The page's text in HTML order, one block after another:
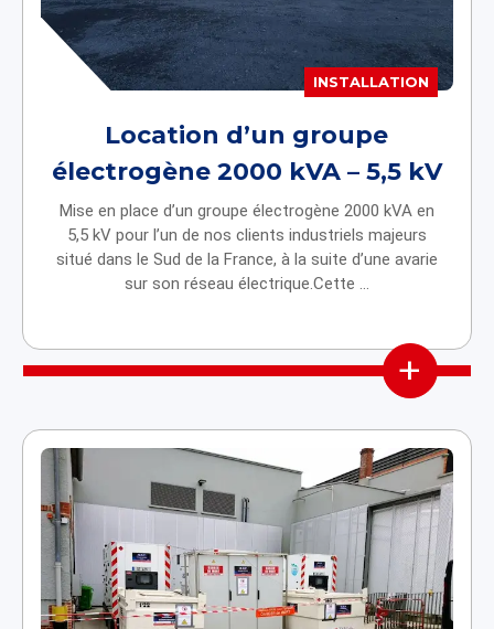
INSTALLATION
Location d’un groupe
électrogène 2000 kVA – 5,5 kV
Mise en place d’un groupe électrogène 2000 kVA en
5,5 kV pour l’un de nos clients industriels majeurs
situé dans le Sud de la France, à la suite d’une avarie
sur son réseau électrique.Cette ...
+